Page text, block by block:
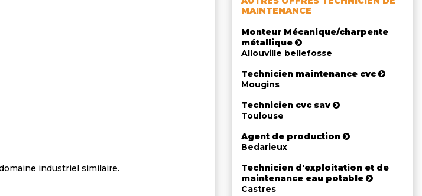
industriel similaire.
MAINTENANCE
Monteur Mécanique/charpente
métallique
Allouville bellefosse
Technicien maintenance cvc
Mougins
Technicien cvc sav
Toulouse
Agent de production
Bedarieux
Technicien d'exploitation et de
maintenance eau potable
Castres